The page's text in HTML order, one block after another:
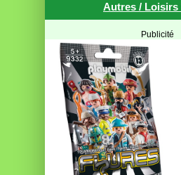
Autres / Loisirs
Publicité